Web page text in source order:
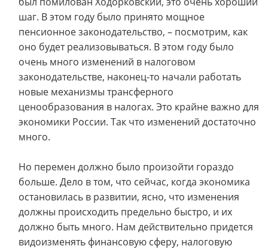
шаг. В этом году было принято мощное
пенсионное законодательство, – посмотрим, как
оно будет реализовываться. В этом году было
очень много изменений в налоговом
законодательстве, наконец-то начали работать
новые механизмы трансферного
ценообразования в налогах. Это крайне важно для
экономики России. Так что изменений достаточно
много.
Но перемен должно было произойти гораздо
больше. Дело в том, что сейчас, когда экономика
остановилась в развитии, ясно, что изменения
должны происходить предельно быстро, и их
должно быть много. Нам действительно придется
видоизменять финансовую сферу, налоговую